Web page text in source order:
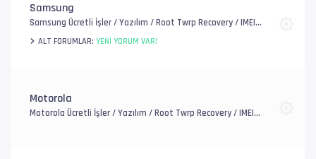
Samsung
Samsung Ücretli İşler / Yazılım / Root Twrp Recovery / IMEI
Onarım / EFS, FRP ve Account / Genel Donanım Sorunlar
ALT FORUMLAR: YENI YORUM VAR!
Motorola
Motorola Ücretli İşler / Yazılım / Root Twrp Recovery / IMEI